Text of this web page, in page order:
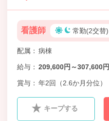
看護師 常勤(2交替)
配属 病棟
給与 209,600円～307,600円
賞与 年2回（2.6か月分位）
キープする